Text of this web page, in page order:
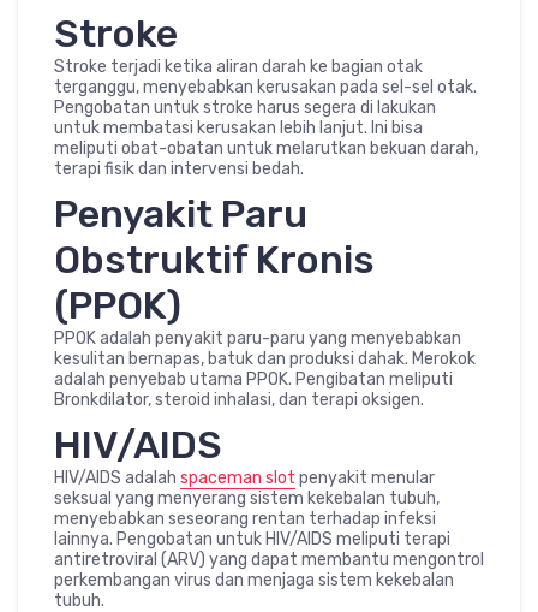
Stroke
Stroke terjadi ketika aliran darah ke bagian otak
terganggu, menyebabkan kerusakan pada sel-sel otak.
Pengobatan untuk stroke harus segera di lakukan
untuk membatasi kerusakan lebih lanjut. Ini bisa
meliputi obat-obatan untuk melarutkan bekuan darah,
terapi fisik dan intervensi bedah.
Penyakit Paru
Obstruktif Kronis
(PPOK)
PPOK adalah penyakit paru-paru yang menyebabkan
kesulitan bernapas, batuk dan produksi dahak. Merokok
adalah penyebab utama PPOK. Pengibatan meliputi
Bronkdilator, steroid inhalasi, dan terapi oksigen.
HIV/AIDS
HIV/AIDS adalah spaceman slot penyakit menular
seksual yang menyerang sistem kekebalan tubuh,
menyebabkan seseorang rentan terhadap infeksi
lainnya. Pengobatan untuk HIV/AIDS meliputi terapi
antiretroviral (ARV) yang dapat membantu mengontrol
perkembangan virus dan menjaga sistem kekebalan
tubuh.